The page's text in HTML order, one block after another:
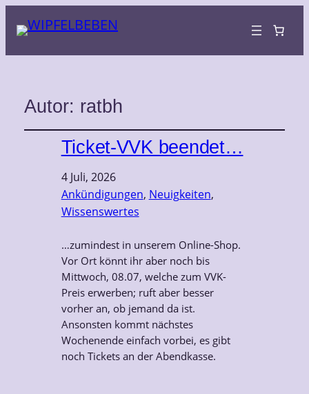
Autor: ratbh
Ticket-VVK beendet…
4 Juli, 2026
Ankündigungen, Neuigkeiten
Wissenswertes
…zumindest in unserem Online-Shop.
Vor Ort könnt ihr aber noch bis
Mittwoch, 08.07, welche zum VVK-
Preis erwerben; ruft aber besser
vorher an, ob jemand da ist.
Ansonsten kommt nächstes
Wochenende einfach vorbei, es gibt
noch Tickets an der Abendkasse.